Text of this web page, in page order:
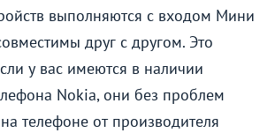
выполняются с входом Мини
друг с другом. Это
у вас имеются в наличии
Nokia, они без проблем
телефоне от производителя